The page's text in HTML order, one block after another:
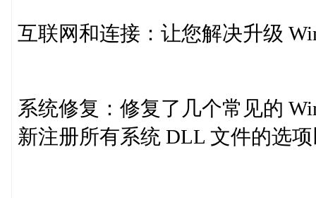
互联网和连接：让您解决升级
系统修复：修复了几个常见的
新注册所有系统 DLL 文件的选